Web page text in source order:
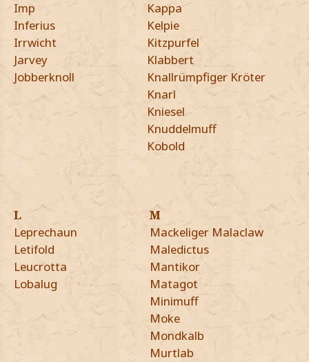
Imp
Inferius
Irrwicht
Jarvey
Jobberknoll
Kappa
Kelpie
Kitzpurfel
Klabbert
Knallrümpfiger Kröter
Knarl
Kniesel
Knuddelmuff
Kobold
L
Leprechaun
Letifold
Leucrotta
Lobalug
M
Mackeliger Malaclaw
Maledictus
Mantikor
Matagot
Minimuff
Moke
Mondkalb
Murtlab